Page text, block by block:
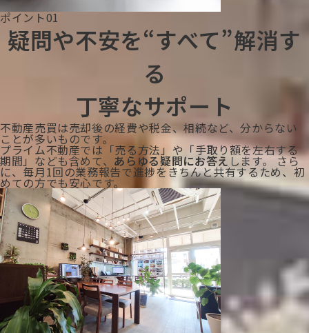
ポイント01
疑問や不安を“すべて”解消す
る
丁寧なサポート
不動産売買は売却後の経費や税金、相続など、分からない
ことが多いものです。
プライム不動産では「売る方法」や「手取り額を左右する
期間」なども含めて、 あらゆる疑問にお答えします。 さら
に、毎月1回の業務報告で進捗をきちんと共有するため、初
めての方でも安心です。